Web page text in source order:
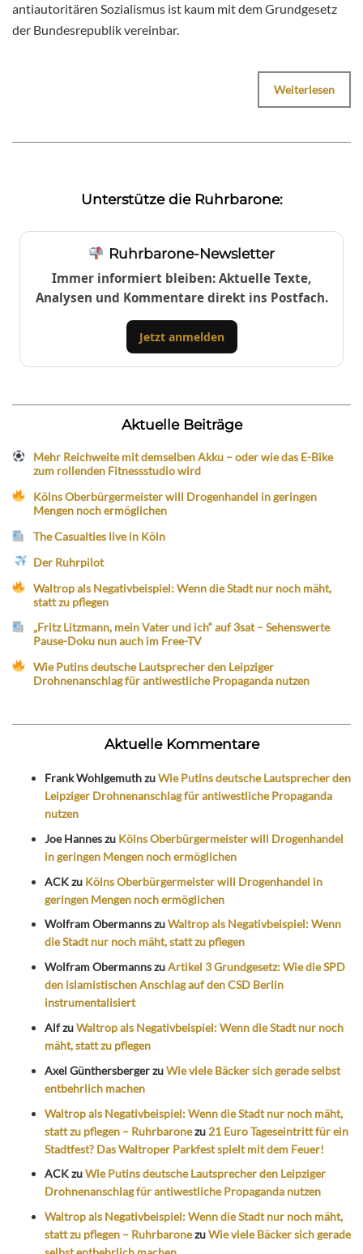
antiautoritären Sozialismus ist kaum mit dem Grundgesetz
der Bundesrepublik vereinbar.
Weiterlesen
Unterstütze die Ruhrbarone:
Ruhrbarone-Newsletter
Immer informiert bleiben: Aktuelle Texte,
Analysen und Kommentare direkt ins Postfach.
Jetzt anmelden
Aktuelle Beiträge
Mehr Reichweite mit demselben Akku – oder wie das E-Bike
zum rollenden Fitnessstudio wird
Kölns Oberbürgermeister will Drogenhandel in geringen
Mengen noch ermöglichen
The Casualties live in Köln
Der Ruhrpilot
Waltrop als Negativbeispiel: Wenn die Stadt nur noch mäht,
statt zu pflegen
„Fritz Litzmann, mein Vater und ich“ auf 3sat – Sehenswerte
Pause-Doku nun auch im Free-TV
Wie Putins deutsche Lautsprecher den Leipziger
Drohnenanschlag für antiwestliche Propaganda nutzen
Aktuelle Kommentare
Frank WohlgemuthzuWie Putins deutsche Lautsprecher den
Leipziger Drohnenanschlag für antiwestliche Propaganda
nutzen
Joe Hanneszu Kölns Oberbürgermeister will Drogenhandel
in geringen Mengen noch ermöglichen
ACKzu Kölns Oberbürgermeister will Drogenhandel in
geringen Mengen noch ermöglichen
Wolfram ObermannszuWaltrop als Negativbeispiel: Wenn
die Stadt nur noch mäht, statt zu pflegen
Wolfram ObermannszuArtikel 3 Grundgesetz: Wie die SPD
den islamistischen Anschlag auf den CSD Berlin
instrumentalisiert
AlfzuWaltrop als Negativbeispiel: Wenn die Stadt nur noch
mäht, statt zu pflegen
Axel GünthersbergerzuWie viele Bäcker sich gerade selbst
entbehrlich machen
Waltrop als Negativbeispiel: Wenn die Stadt nur noch mäht,
statt zu pflegen – Ruhrbaronezu 21 Euro Tageseintritt für ein
Stadtfest? Das Waltroper Parkfest spielt mit dem Feuer!
ACKzuWie Putins deutsche Lautsprecher den Leipziger
Drohnenanschlag für antiwestliche Propaganda nutzen
Waltrop als Negativbeispiel: Wenn die Stadt nur noch mäht,
statt zu pflegen – RuhrbaronezuWie viele Bäcker sich gerade